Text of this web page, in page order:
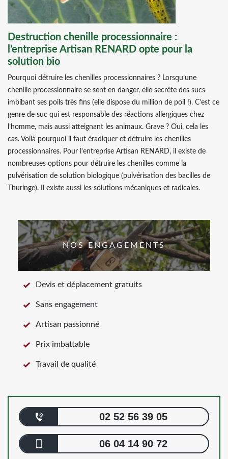
Destruction chenille processionnaire :
l’entreprise Artisan RENARD opte pour la
solution bio
Pourquoi détruire les chenilles processionnaires ? Lorsqu’une
chenille processionnaire se sent en danger, elle secrète des sucs
imbibant ses poils très fins (elle dispose du million de poil !). C’est ce
genre de suc qui est responsable des réactions allergiques chez
l’homme, mais aussi atteignant les animaux. Grave ? Oui, cela les
cas. Voilà pourquoi il faut éradiquer et détruire les chenilles
processionnaires. Pour l’entreprise Artisan RENARD, il existe de
nombreuses options pour détruire les chenilles comme la
pulvérisation de solution biologique (pulvérisation des bacilles de
Thuringe). Il existe aussi les solutions mécaniques et radicales.
NOS ENGAGEMENTS
Devis et déplacement gratuits
Sans engagement
Artisan passionné
Prix imbattable
Travail de qualité
02 52 56 39 05
06 04 14 90 72